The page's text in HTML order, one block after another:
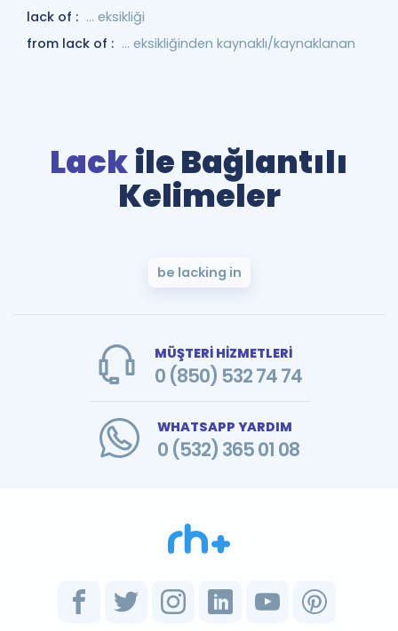
lack of : ... eksikliği
from lack of : ... eksikliğinden kaynaklı/kaynaklanan
Lackile Bağlantılı
Kelimeler
be lacking in
MÜŞTERİ HİZMETLERİ
0 (850) 532 74 74
WHATSAPP YARDIM
0 (532) 365 01 08